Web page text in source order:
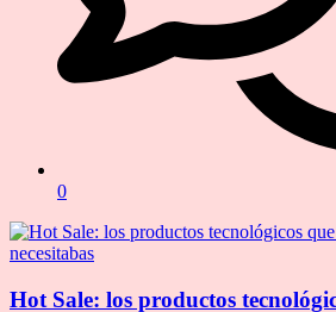
0
Hot Sale: los productos